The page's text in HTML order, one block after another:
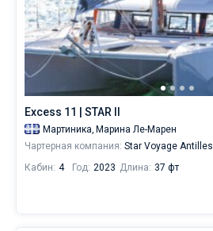
Excess 11 | STAR II
Мартиника, Марина Ле-Марен
Чартерная компания: Star Voyage Antilles
Кабин: 4 Год: 2023 Длина: 37 фт